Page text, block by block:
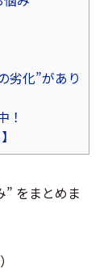
劣化”があり
！
をまとめま